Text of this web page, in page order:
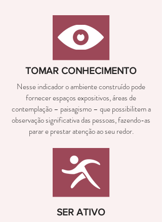
TOMAR CONHECIMENTO
Nesse indicador o ambiente construído pode
fornecer espaços expositivos, áreas de
contemplação – paisagismo – que possibilitem a
observação significativa das pessoas, fazendo-as
parar e prestar atenção ao seu redor.
SER ATIVO